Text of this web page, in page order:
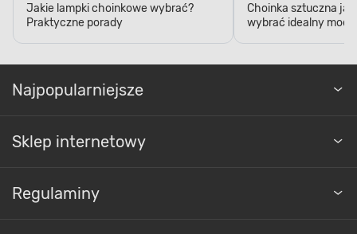
Jakie lampki choinkowe wybrać?
Praktyczne porady
Choinka sztuczna
wybrać idealny
Najpopularniejsze
Sklep internetowy
Regulaminy